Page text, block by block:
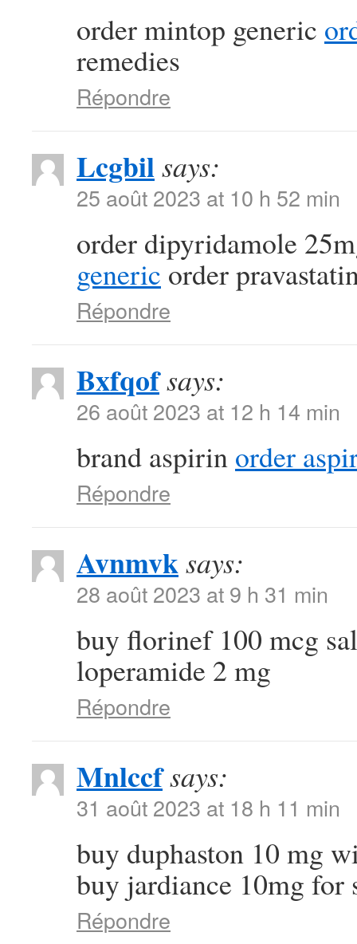
order mintop generic
remedies
Répondre
Lcgbilsays:
25 août 2023 at 10 h 52 min
order dipyridamole
generic order
Répondre
Bxfqofsays:
26 août 2023 at 12 h 14 min
brand aspirin order
Répondre
Avnmvksays:
28 août 2023 at 9 h 31 min
buy florinef 100 mcg
loperamide 2 mg
Répondre
Mnlccfsays:
31 août 2023 at 18 h 11 min
buy duphaston 10 mg
buy jardiance 10mg for
Répondre